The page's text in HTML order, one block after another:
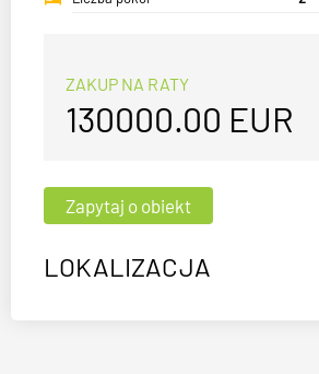
ZAKUP NA RATY
130000.00 EUR
LOKALIZACJA